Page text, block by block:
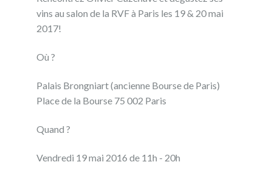
vins au salon de la RVF à Paris les 19 & 20 mai
2017!
Où ?
Palais Brongniart (ancienne Bourse de Paris)
Place de la Bourse 75 002 Paris
Quand ?
Vendredi 19 mai 2016 de 11h - 20h